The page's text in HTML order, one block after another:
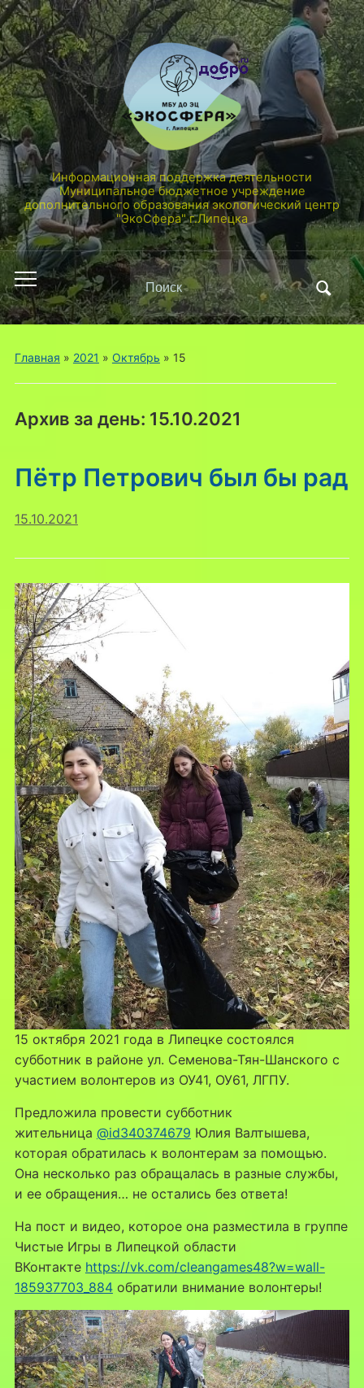
Информационная поддержка деятельности
Муниципальное бюджетное учреждение
дополнительного образования экологический центр
"ЭкоСфера" г.Липецка
Переключить
мобильное
меню
Поиск
по:
Главная » 2021 » Октябрь » 15
Архив за день: 15.10.2021
Пётр Петрович был бы рад
15.10.2021
15 октября 2021 года в Липецке состоялся
субботник в районе ул. Семенова-Тян-Шанского с
участием волонтеров из ОУ41, ОУ61, ЛГПУ.
Предложила провести субботник
жительница @id340374679 Юлия Валтышева,
которая обратилась к волонтерам за помощью.
Она несколько раз обращалась в разные службы,
и ее обращения… не остались без ответа!
На пост и видео, которое она разместила в группе
Чистые Игры в Липецкой области
ВКонтакте https://vk.com/cleangames48?w=wall-
185937703_884обратили внимание волонтеры!